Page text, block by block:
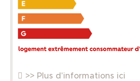
>> Plus d'informations ici